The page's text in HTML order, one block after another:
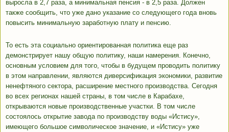
выросла в 2,7 раза, а минимальная пенсия - в 2,5 раза. Должен
также сообщить, что уже дано указание со следующего года вновь
повысить минимальную заработную плату и пенсию.
То есть эта социально ориентированная политика еще раз
демонстрирует нашу общую политику, наши намерения. Конечно,
основным условием для того, чтобы в будущем проводить политику
в этом направлении, являются диверсификация экономики, развитие
ненефтяного сектора, расширение местного производства. Сегодня
во всех регионах нашей страны, в том числе в Карабахе,
открываются новые производственные участки. В том числе
состоялось открытие завода по производству воды «Истису»,
имеющего большое символическое значение, и «Истису» уже